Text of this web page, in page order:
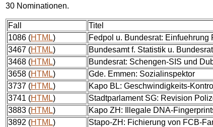
30 Nominationen.
Fall
Titel
1086 (HTML)
Fedpol u. Bundesrat: Einfuehrung
3467 (HTML)
Bundesamt f. Statistik u.
3468 (HTML)
Bundesrat: Schengen-SIS und
3658 (HTML)
Gde. Emmen: Sozialinspektor
3737 (HTML)
Kapo BL: Geschwindigkeits-
3741 (HTML)
Stadtparlament SG: Revision
3883 (HTML)
Kapo ZH: Illegale DNA-
3892 (HTML)
Stapo-ZH: Fichierung von FCB-